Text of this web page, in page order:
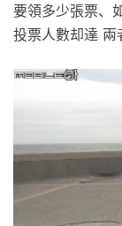
要領多少張票、
投票人數却達 兩